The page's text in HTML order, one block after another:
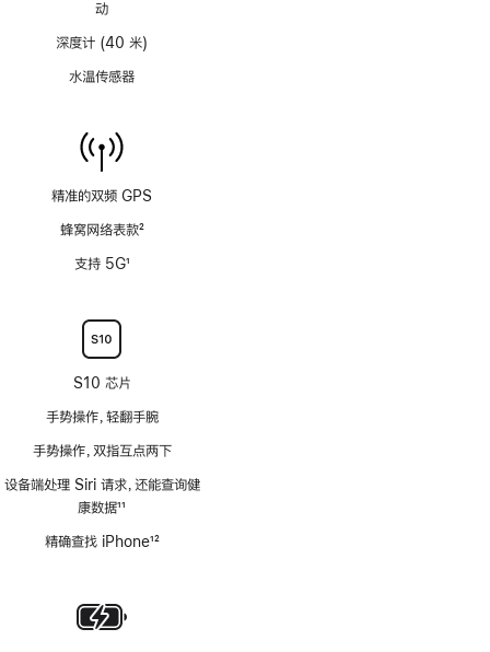
动
深度计 (40 米)
水温传感器
精准的双频 GPS
蜂窝网络表款2
支持 5G1
S10 芯片
手势操作，轻翻手腕
手势操作，双指互点两下
设备端处理 Siri 请求，还能查询健
康数据11
精确查找 iPhone12